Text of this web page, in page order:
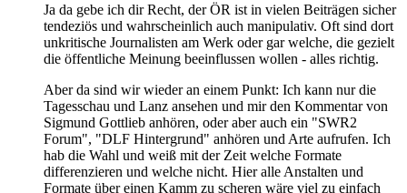
Ja da gebe ich dir Recht, der ÖR ist in vielen Beiträgen sicher
tendeziös und wahrscheinlich auch manipulativ. Oft sind dort
unkritische Journalisten am Werk oder gar welche, die gezielt
die öffentliche Meinung beeinflussen wollen - alles richtig.
Aber da sind wir wieder an einem Punkt: Ich kann nur die
Tagesschau und Lanz ansehen und mir den Kommentar von
Sigmund Gottlieb anhören, oder aber auch ein "SWR2
Forum", "DLF Hintergrund" anhören und Arte aufrufen. Ich
hab die Wahl und weiß mit der Zeit welche Formate
differenzieren und welche nicht. Hier alle Anstalten und
Formate über einen Kamm zu scheren wäre viel zu einfach